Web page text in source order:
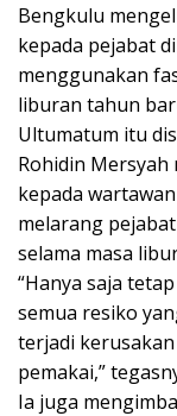
Bengkulu
kepada pejabat
menggunakan
liburan tahun
Ultumatum itu
Rohidin Mersyah
kepada
melarang
selama masa
“Hanya saja
semua resiko
terjadi
pemakai,”
Ia juga